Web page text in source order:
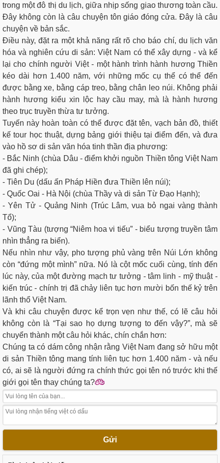
trong một đô thị du lịch, giữa nhịp sống giao thương toàn cầu.
Đây không còn là câu chuyện tôn giáo đóng cửa. Đây là câu
chuyện về bản sắc.
Điều này, đặt ra một khả năng rất rõ cho báo chí, du lịch văn
hóa và nghiên cứu di sản: Việt Nam có thể xây dựng - và kể
lại cho chính người Việt - một hành trình hành hương Thiền
kéo dài hơn 1.400 năm, với những mốc cụ thể có thể đến
được bằng xe, bằng cáp treo, bằng chân leo núi. Không phải
hành hương kiểu xin lộc hay cầu may, mà là hành hương
theo trục truyền thừa tư tưởng.
Tuyến này hoàn toàn có thể được đặt tên, vạch bản đồ, thiết
kế tour học thuật, dựng bảng giới thiệu tại điểm đến, và đưa
vào hồ sơ di sản văn hóa tinh thần địa phương:
- Bắc Ninh (chùa Dâu - điểm khởi nguồn Thiền tông Việt Nam
đã ghi chép);
- Tiên Du (dấu ấn Pháp Hiền đưa Thiền lên núi);
- Quốc Oai - Hà Nội (chùa Thầy và di sản Từ Đạo Hạnh);
- Yên Tử - Quảng Ninh (Trúc Lâm, vua bỏ ngai vàng thành
Tổ);
- Vũng Tàu (tượng “Niêm hoa vi tiếu” - biểu tượng truyền tâm
nhìn thẳng ra biển).
Nếu nhìn như vậy, pho tượng phủ vàng trên Núi Lớn không
còn “đứng một mình” nữa. Nó là cột mốc cuối cùng, tính đến
lúc này, của một đường mạch tư tưởng - tâm linh - mỹ thuật -
kiến trúc - chính trị đã chảy liên tục hơn mười bốn thế kỷ trên
lãnh thổ Việt Nam.
Và khi câu chuyện được kể trọn vẹn như thế, có lẽ câu hỏi
không còn là “Tại sao họ dựng tượng to đến vậy?”, mà sẽ
chuyển thành một câu hỏi khác, chín chắn hơn:
Chúng ta có dám công nhận rằng Việt Nam đang sở hữu một
di sản Thiền tông mang tính liên tục hơn 1.400 năm - và nếu
có, ai sẽ là người đứng ra chính thức gọi tên nó trước khi thế
giới gọi tên thay chúng ta?
Gửi